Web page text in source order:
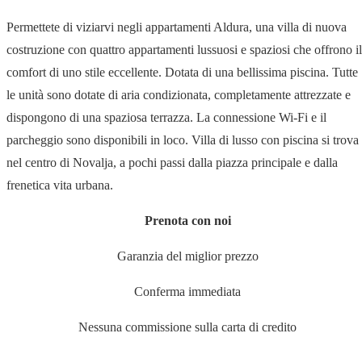
Permettete di viziarvi negli appartamenti Aldura, una villa di nuova
costruzione con quattro appartamenti lussuosi e spaziosi che offrono il
comfort di uno stile eccellente. Dotata di una bellissima piscina. Tutte
le unità sono dotate di aria condizionata, completamente attrezzate e
dispongono di una spaziosa terrazza. La connessione Wi-Fi e il
parcheggio sono disponibili in loco. Villa di lusso con piscina si trova
nel centro di Novalja, a pochi passi dalla piazza principale e dalla
frenetica vita urbana.
Prenota con noi
Garanzia del miglior prezzo
Conferma immediata
Nessuna commissione sulla carta di credito